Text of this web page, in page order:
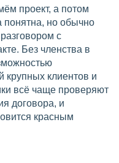
проект, а потом
понятна, но обычно
с
Без членства в
крупных клиентов и
всё чаще проверяют
договора, и
красным